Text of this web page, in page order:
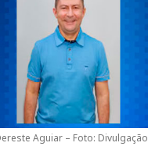
Aguiar – Foto: Divulgação